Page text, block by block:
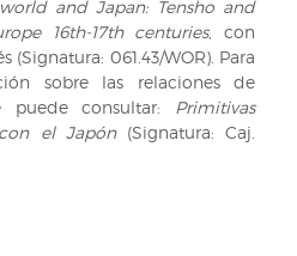
and Japan: Tensho and
16th-17th centuries, con
(Signatura: 061.43/WOR). Para
sobre las relaciones de
puede consultar:
Primitivas
el Japón(Signatura: Caj.